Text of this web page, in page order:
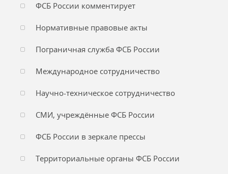
ФСБ России комментирует
Нормативные правовые акты
Пограничная служба ФСБ России
Международное сотрудничество
Научно-техническое сотрудничество
СМИ, учреждённые ФСБ России
ФСБ России в зеркале прессы
Территориальные органы ФСБ России